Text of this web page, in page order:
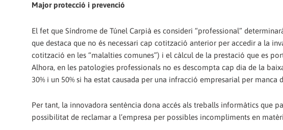
Major protecció i prevenció
El fet que Síndrome de Túnel Carpià es consideri “professional”
que destaca que no és necessari cap cotització anterior per accedir a la
cotització en les “malalties comunes”) i el càlcul de la prestació que es
Alhora, en les patologies professionals no es descompta cap dia de la
30% i un 50% si ha estat causada per una infracció empresarial per manca
Per tant, la innovadora sentència dona accés als treballs informàtics que
possibilitat de reclamar a l’empresa per possibles incompliments en